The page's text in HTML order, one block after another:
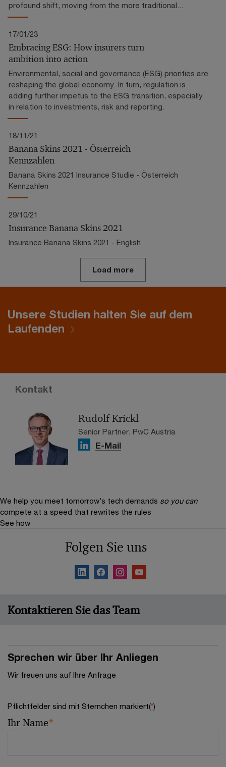
profound shift, moving from the more traditional...
17/01/23
Embracing ESG: How insurers turn
ambition into action
Environmental, social and governance (ESG) priorities are
reshaping the global economy. In turn, regulation is
adding further impetus to the ESG transition, especially
in relation to investments, risk and reporting.
18/11/21
Banana Skins 2021 - Österreich
Kennzahlen
Banana Skins 2021 Insurance Studie - Österreich
Kennzahlen
29/10/21
Insurance Banana Skins 2021
Insurance Banana Skins 2021 - English
Load more
Unsere Studien halten Sie auf dem
Laufenden
Kontakt
Rudolf Krickl
Senior Partner, PwC Austria
E-Mail
We help you meet tomorrow’s tech demands so you can
compete at a speed that rewrites the rules
See how
Folgen Sie uns
Kontaktieren Sie das Team
Sprechen wir über Ihr Anliegen
Wir freuen uns auf Ihre Anfrage
Pflichtfelder sind mit Sternchen markiert(*)
Ihr Name*